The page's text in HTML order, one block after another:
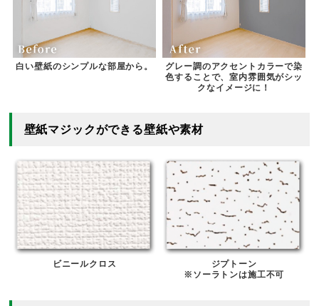
白い壁紙のシンプルな部屋から。
グレー調のアクセントカラーで染
色することで、室内雰囲気がシッ
クなイメージに！
壁紙マジックができる壁紙や素材
ビニールクロス
ジプトーン
※ソーラトンは施工不可